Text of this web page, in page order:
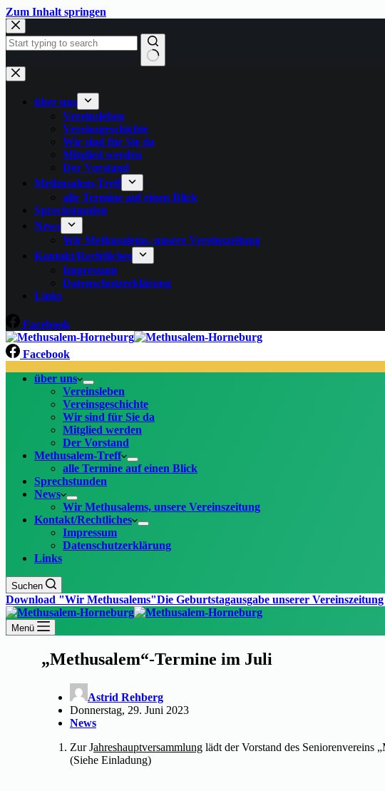
Zum Inhalt springen
springen
Keine
Ergebnisse
über uns
Vereinsleben
Vereinsgeschichte
Wir sind für Sie da
Mitglied werden
Der Vorstand
Methusalem-Treff
alle Termine auf einen Blick
Sprechstunden
News
Wir Methusalems, unsere Vereinszeitung
Kontakt/Rechtliches
Impressum
Datenschutzerklärung
Links
Facebook
Facebook
über uns
Vereinsleben
Vereinsgeschichte
Wir sind für Sie da
Mitglied werden
Der Vorstand
Methusalem-Treff
alle Termine auf einen Blick
Sprechstunden
News
Wir Methusalems, unsere Vereinszeitung
Kontakt/Rechtliches
Impressum
Datenschutzerklärung
Links
Suchen
Download "Wir Methusalems"Die Geburtstagausgabe unserer Vereinszeitung
Menü
„Methusalem“-Termine im Juli
Astrid Rehberg
Donnerstag, 29. Juni 2023
News
Zur Jahreshauptversammlung lädt der Vorstand des Seniorenvereins
(Siehe Einladung)